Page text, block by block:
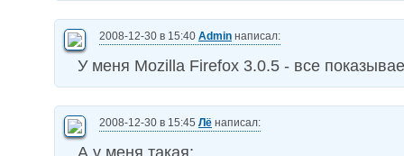
2008-12-30 в 15:40 Admin написал:
У меня Mozilla Firefox 3.0.5 - все
2008-12-30 в 15:45 Лё написал: